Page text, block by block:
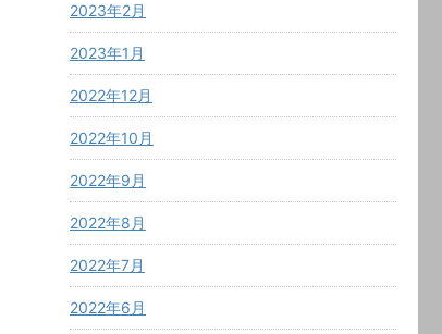
2023年2月
2023年1月
2022年12月
2022年10月
2022年9月
2022年8月
2022年7月
2022年6月